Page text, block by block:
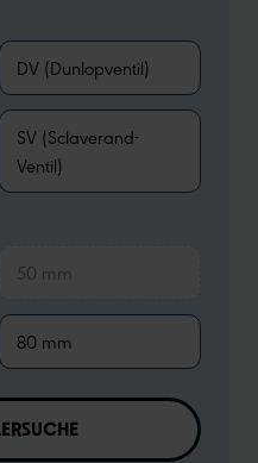
DV (Dunlopventil)
SV (Sclaverand-
Ventil)
50 mm
80 mm